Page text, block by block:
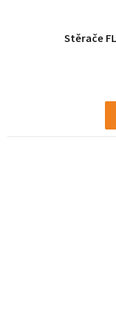
Stěrače